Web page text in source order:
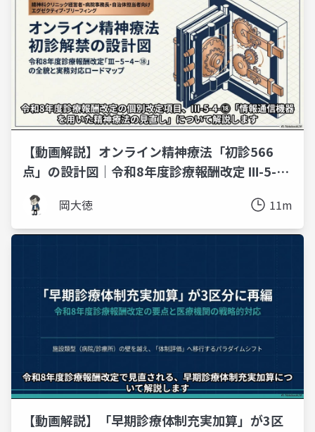
【動画解説】オンライン精神療法「初診566
点」の設計図｜令和8年度診療報酬改定 Ⅲ-5-4-
⑱
岡大徳 11m
【動画解説】「早期診療体制充実加算」が3区